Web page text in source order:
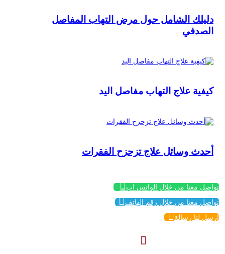
دليلك الشامل حول مرض التهاب المفاصل
الصدفي
كيفية علاج التهاب مفاصل اليد
أحدث وسائل علاج تزحزح الفقرات
تواصل معنا من خلال الواتس اب
تواصل معنا من خلال رقم الهاتف
إرسل لنا رسالة
